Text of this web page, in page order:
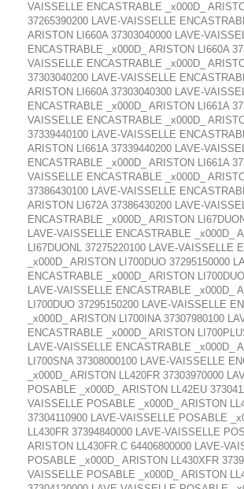
VAISSELLE ENCASTRABLE _x000D_
37265390200 LAVE-VAISSELLE
ARISTON LI660A 37303040000 LAVE-
ENCASTRABLE _x000D_ ARISTON LI660A
VAISSELLE ENCASTRABLE _x000D_
37303040200 LAVE-VAISSELLE
ARISTON LI660A 37303040300 LAVE-
ENCASTRABLE _x000D_ ARISTON LI661A
VAISSELLE ENCASTRABLE _x000D_
37339440100 LAVE-VAISSELLE
ARISTON LI661A 37339440200 LAVE-
ENCASTRABLE _x000D_ ARISTON LI661A
VAISSELLE ENCASTRABLE _x000D_
37386430100 LAVE-VAISSELLE
ARISTON LI672A 37386430200 LAVE-
ENCASTRABLE _x000D_ ARISTON
LAVE-VAISSELLE ENCASTRABLE _x000D_
LI67DUONL 37275220100 LAVE-VAISSELLE
_x000D_ ARISTON LI700DUO 37295150000
ENCASTRABLE _x000D_ ARISTON
LAVE-VAISSELLE ENCASTRABLE _x000D_
LI700DUO 37295150200 LAVE-VAISSELLE
_x000D_ ARISTON LI700INA 37307980100
ENCASTRABLE _x000D_ ARISTON
LAVE-VAISSELLE ENCASTRABLE _x000D_
LI700SNA 37308000100 LAVE-VAISSELLE
_x000D_ ARISTON LL420FR 37303970000
POSABLE _x000D_ ARISTON LL42EU
VAISSELLE POSABLE _x000D_ ARISTON
37304110900 LAVE-VAISSELLE POSABLE
LL430FR 37394840000 LAVE-VAISSELLE
ARISTON LL430FR.C 64406800000 LAVE-
POSABLE _x000D_ ARISTON LL430XFR
VAISSELLE POSABLE _x000D_ ARISTON